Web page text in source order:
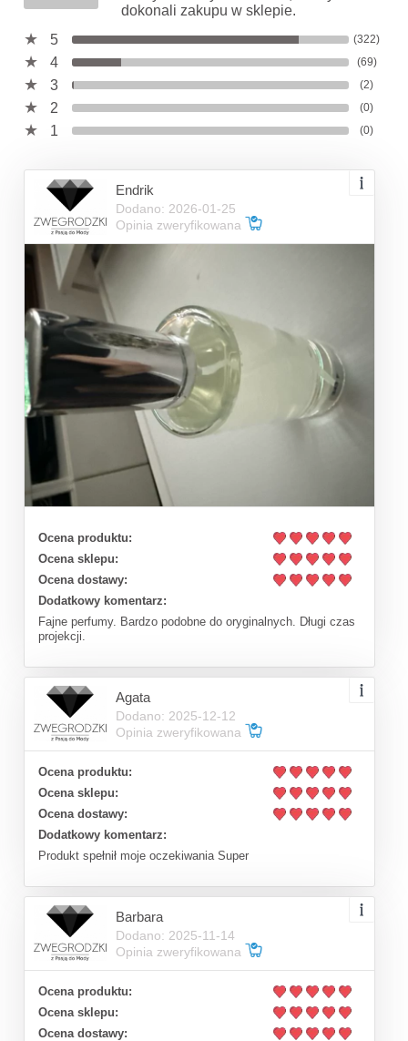
dokonali zakupu w sklepie.
5
(322)
4 (69)
3 (2)
2 (0)
1 (0)
Endrik
Dodano: 2026-01-25
Opinia zweryfikowana
Ocena produktu:
Ocena sklepu:
Ocena dostawy:
Dodatkowy komentarz:
Fajne perfumy. Bardzo podobne do oryginalnych. Długi czas
projekcji.
Agata
Dodano: 2025-12-12
Opinia zweryfikowana
Ocena produktu:
Ocena sklepu:
Ocena dostawy:
Dodatkowy komentarz:
Produkt spełnił moje oczekiwania Super
Barbara
Dodano: 2025-11-14
Opinia zweryfikowana
Ocena produktu:
Ocena sklepu:
Ocena dostawy: